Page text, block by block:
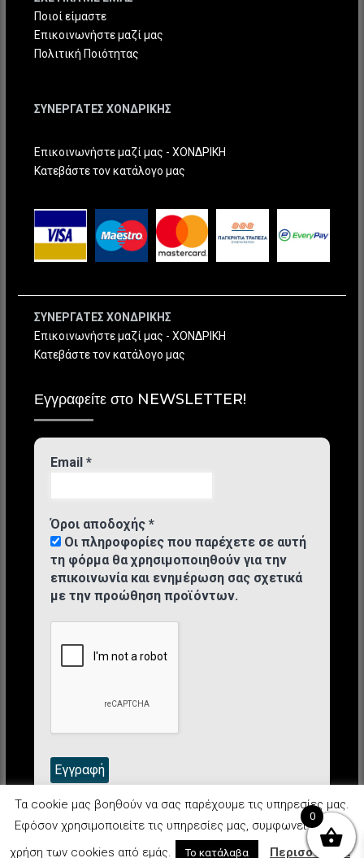
Ποιοί είμαστε
Επικοινωνήστε μαζί μας
Πολιτική Ποιότητας
ΣΥΝΕΡΓΑΤΕΣ ΧΟΝΔΡΙΚΗΣ
Επικοινωνήστε μαζί μας - ΧΟΝΔΡΙΚΗ
Κατεβάστε τον κατάλογο μας
ΣΥΝΕΡΓΑΤΕΣ ΧΟΝΔΡΙΚΗΣ
Επικοινωνήστε μαζί μας - ΧΟΝΔΡΙΚΗ
Κατεβάστε τον κατάλογο μας
Εγγραφείτε στο NEWSLETTER!
Email *
Όροι αποδοχής *
Οι πληροφορίες που παρέχετε σε αυτή
τη φόρμα θα χρησιμοποιηθούν για την
επικοινωνία και ενημέρωση σας σχετικά
με την προώθηση προϊόντων.
Didocosmetics 2025 © Όλα τα δικαιώματα κατοχυρωμένα.
Τα cookie μας βοηθούν να σας παρέχουμε τις υπηρεσίες μας.
Εφόσον χρησιμοποιείτε τις υπηρεσίες μας, συμφωνείτε με τη
χρήση των cookies από εμάς.
Το κατάλαβα Περισσότερα
0